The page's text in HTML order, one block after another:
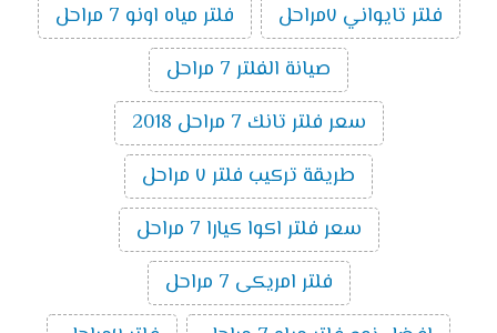
فلتر تايواني ٧مراحل
فلتر مياه اونو 7 مراحل
صيانة الفلتر 7 مراحل
سعر فلتر تانك 7 مراحل 2018
طريقة تركيب فلتر ٧ مراحل
سعر فلتر اكوا كيارا 7 مراحل
فلتر امريكى 7 مراحل